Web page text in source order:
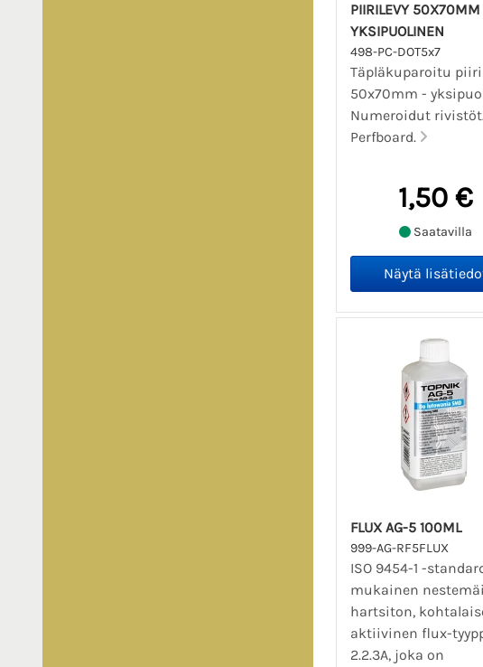
PIIRILEVY
YKSIPUOLINEN
498-PC-DOT5x7
Täpläkuparoitu
50x70mm -
Numeroidut
Perfboard.
1,50 €
Saatavilla
FLUX AG-5 100ML
999-AG-RF5FLUX
ISO 9454-1 -
mukainen
hartsiton,
aktiivinen flux-
2.2.3A, joka on